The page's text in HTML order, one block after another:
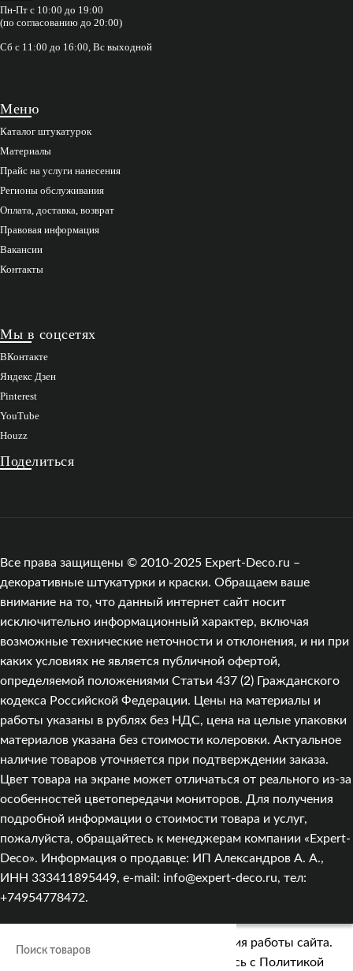
Пн-Пт с 10:00 до 19:00
(по согласованию до 20:00)
Сб с 11:00 до 16:00, Вс выходной
Меню
Каталог штукатурок
Материалы
Прайс на услуги нанесения
Регионы обслуживания
Оплата, доставка, возврат
Правовая информация
Вакансии
Контакты
Мы в соцсетях
ВКонтакте
Яндекс Дзен
Pinterest
YouTube
Houzz
Поделиться
Все права защищены © 2010-2025 Expert-Deco.ru –
декоративные штукатурки и краски. Обращаем ваше
внимание на то, что данный интернет сайт носит
исключительно информационный характер, включая
возможные технические неточности и отклонения, и ни при
каких условиях не является публичной офертой,
определяемой положениями Статьи 437 (2) Гражданского
кодекса Российской Федерации. Цены на материалы и
работы указаны в рублях без НДС, цена на целые упаковки
материалов указана без стоимости колеровки. Актуальное
наличие товаров уточняется при подтверждении заказа.
Цвет товара на экране может отличаться от реального из‑за
особенностей цветопередачи мониторов. Для получения
подробной информации о стоимости товара и услуг,
пожалуйста, обращайтесь к менеджерам компании «Expert-
Deco». Информация о продавце: ИП Александров А. А.,
ИНН 333411895449, e-mail: info@expert-deco.ru, тел:
+74954778472.
Мы используем cookies для улучшения работы сайта.
Оставаясь на сайте, вы соглашаетесь с Политикой